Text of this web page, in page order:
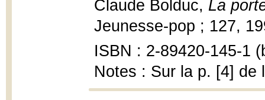
Claude Bolduc, La
Jeunesse-pop ; 127,
ISBN : 2-89420-145-1
Notes : Sur la p. [4] de